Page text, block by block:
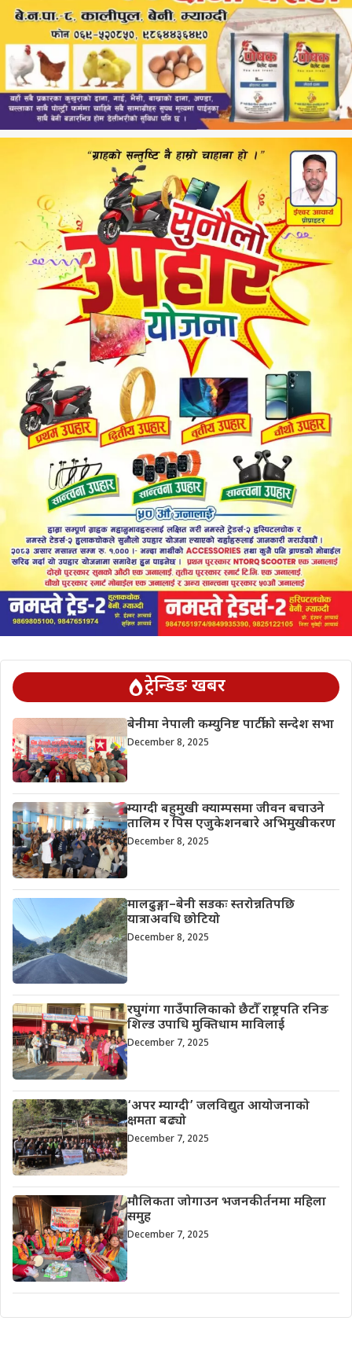
ट्रेन्डिङ खबर
बेनीमा नेपाली कम्युनिष्ट पार्टीको सन्देश सभा
December 8, 2025
म्याग्दी बहुमुखी क्याम्पसमा जीवन बचाउने
तालिम र पिस एजुकेशनबारे अभिमुखीकरण
December 8, 2025
मालढुङ्गा–बेनी सडकः स्तरोन्नतिपछि
यात्राअवधि छोटियो
December 8, 2025
रघुगंगा गाउँपालिकाको छैटौँ राष्ट्रपति रनिङ
शिल्ड उपाधि मुक्तिधाम माविलाई
December 7, 2025
‘अपर म्याग्दी’ जलविद्युत आयोजनाको
क्षमता बढ्यो
December 7, 2025
मौलिकता जोगाउन भजनकीर्तनमा महिला
समुह
December 7, 2025